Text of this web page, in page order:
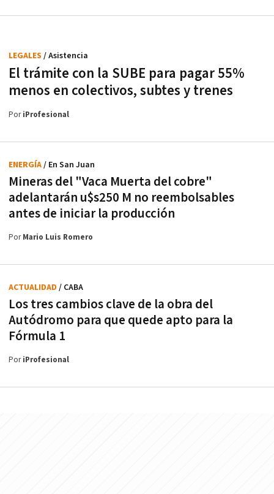
El trámite con la SUBE para pagar 55%
menos en colectivos, subtes y trenes
LEGALES / Asistencia
PoriProfesional
Mineras del "Vaca Muerta del cobre"
adelantarán u$s250 M no reembolsables
antes de iniciar la producción
ENERGÍA/ En San Juan
PorMario Luis Romero
Los tres cambios clave de la obra del
Autódromo para que quede apto para la
Fórmula 1
ACTUALIDAD / CABA
PoriProfesional